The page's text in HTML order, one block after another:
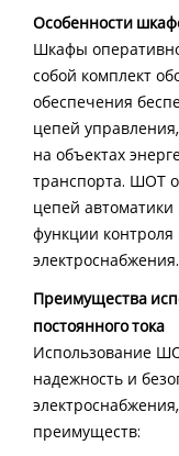
Особенности
Шкафы
собой комплект
обеспечения
цепей
на объектах
транспорта. ШОТ
цепей
функции
электроснабжения.
Преимущества
постоянного тока
Использование
надежность и
преимуществ: